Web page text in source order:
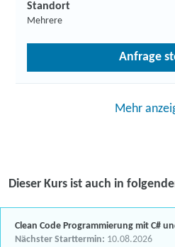
Standort
Mehrere
Anfrage
Mehr
Dieser Kurs ist auch in
Clean Code Programmierung mit C#
Nächster Starttermin: 10.08.2026